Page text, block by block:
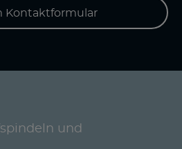
Kontaktformular
und